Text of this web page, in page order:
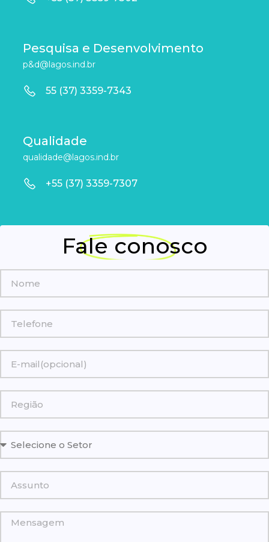
Pesquisa e Desenvolvimento
p&d@lagos.ind.br
55 (37) 3359-7343
Qualidade
qualidade@lagos.ind.br
+55 (37) 3359-7307
Fale conosco